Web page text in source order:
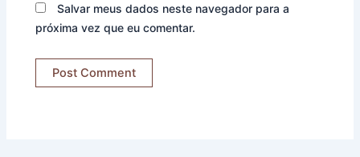
Salvar meus dados neste navegador para a
próxima vez que eu comentar.